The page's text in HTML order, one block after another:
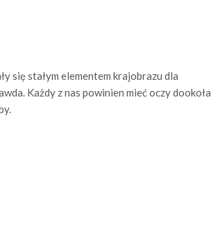
się stałym elementem krajobrazu dla
Każdy z nas powinien mieć oczy dookoła